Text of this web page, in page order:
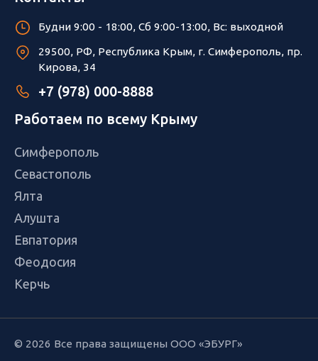
Будни 9:00 - 18:00, Сб 9:00-13:00, Вс: выходной
29500, РФ, Республика Крым, г. Симферополь, пр.
Кирова, 34
+7 (978) 000-8888
Работаем по всему Крыму
Симферополь
Севастополь
Ялта
Алушта
Евпатория
Феодосия
Керчь
© 2026 Все права защищены ООО «ЭБУРГ»